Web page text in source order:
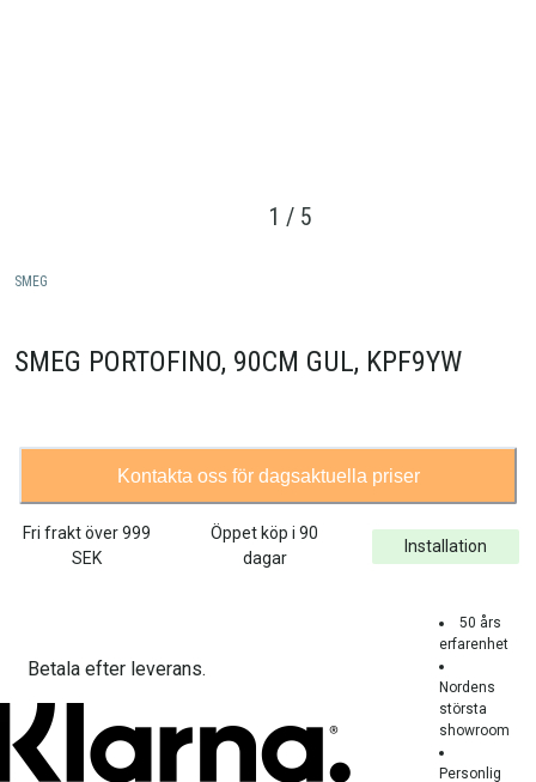
1 / 5
SMEG
SMEG PORTOFINO, 90CM GUL, KPF9YW
Kontakta oss för dagsaktuella priser
Fri frakt över999
SEK
Öppet köp i 90
dagar
Installation
Betala efter leverans.
50 års
erfarenhet
Nordens
största
showroom
Personlig